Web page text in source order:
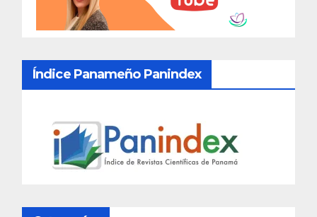
Índice Panameño Panindex